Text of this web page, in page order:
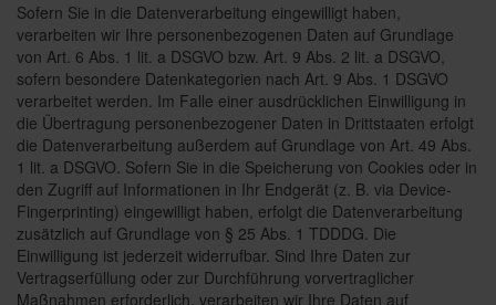
Sofern Sie in die Datenverarbeitung eingewilligt haben,
verarbeiten wir Ihre personenbezogenen Daten auf Grundlage
von Art. 6 Abs. 1 lit. a DSGVO bzw. Art. 9 Abs. 2 lit. a DSGVO,
sofern besondere Datenkategorien nach Art. 9 Abs. 1 DSGVO
verarbeitet werden. Im Falle einer ausdrücklichen Einwilligung in
die Übertragung personenbezogener Daten in Drittstaaten erfolgt
die Datenverarbeitung außerdem auf Grundlage von Art. 49 Abs.
1 lit. a DSGVO. Sofern Sie in die Speicherung von Cookies oder in
den Zugriff auf Informationen in Ihr Endgerät (z. B. via Device-
Fingerprinting) eingewilligt haben, erfolgt die Datenverarbeitung
zusätzlich auf Grundlage von § 25 Abs. 1 TDDDG. Die
Einwilligung ist jederzeit widerrufbar. Sind Ihre Daten zur
Vertragserfüllung oder zur Durchführung vorvertraglicher
Maßnahmen erforderlich, verarbeiten wir Ihre Daten auf